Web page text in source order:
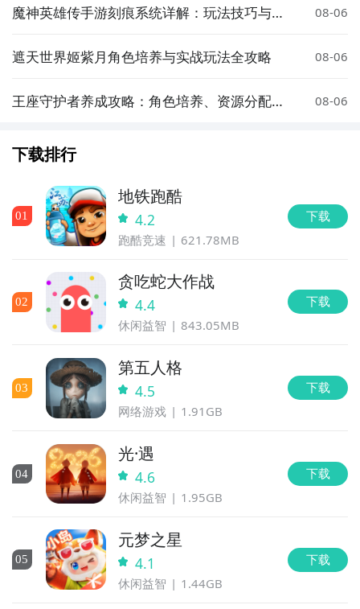
岛屿消消消 是一款非常经典的益智游戏。游戏玩法非常
成功消除一定数量的方块后，你将能够通过新的关卡挑
的场景和大量细致的关卡。同时，游戏的音效和音乐也
会给你带来不一样的游戏体验。
2、岛屿消消消图片欣赏：
魔神英雄传手游刻痕系统详解：玩法技巧与实
08-06
遮天世界姬紫月角色培养与实战玩法全攻略 08-06
王座守护者养成攻略：角色培养、资源分配与
08-06
下载排行
01
地铁跑酷
4.2
跑酷竞速 621.78MB
下载
02
贪吃蛇大作战
4.4
休闲益智 843.05MB
下载
03
第五人格
4.5
网络游戏 1.91GB
下载
04
光·遇
4.6
休闲益智 1.95GB
下载
05
元梦之星
4.1
休闲益智 1.44GB
下载